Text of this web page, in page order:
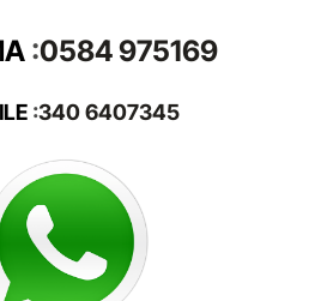
:0584 975169
:340 6407345